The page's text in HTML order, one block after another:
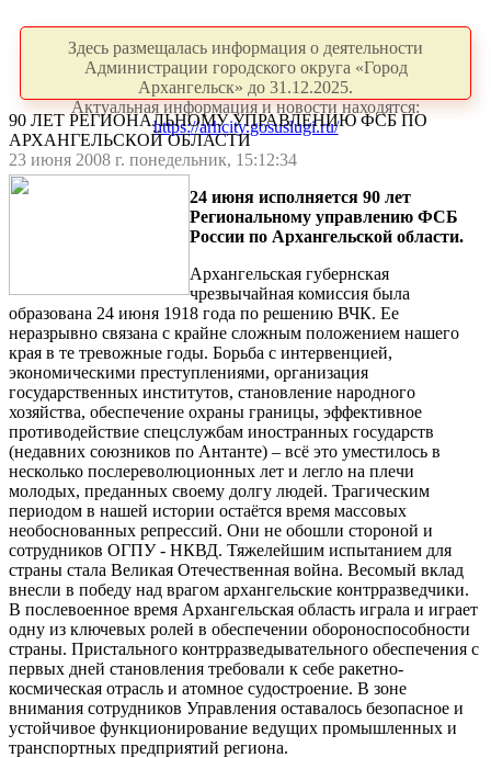
Здесь размещалась информация о деятельности
Администрации городского округа «Город
Архангельск» до 31.12.2025.
Актуальная информация и новости находятся:
https://arhcity.gosuslugi.ru/
90 ЛЕТ РЕГИОНАЛЬНОМУ УПРАВЛЕНИЮ ФСБ ПО
АРХАНГЕЛЬСКОЙ ОБЛАСТИ
23 июня 2008 г. понедельник, 15:12:34
24 июня исполняется 90 лет
Региональному управлению ФСБ
России по Архангельской области.
Архангельская губернская
чрезвычайная комиссия была
образована 24 июня 1918 года по решению ВЧК. Ее
неразрывно связана с крайне сложным положением нашего
края в те тревожные годы. Борьба с интервенцией,
экономическими преступлениями, организация
государственных институтов, становление народного
хозяйства, обеспечение охраны границы, эффективное
противодействие спецслужбам иностранных государств
(недавних союзников по Антанте) – всё это уместилось в
несколько послереволюционных лет и легло на плечи
молодых, преданных своему долгу людей. Трагическим
периодом в нашей истории остаётся время массовых
необоснованных репрессий. Они не обошли стороной и
сотрудников ОГПУ - НКВД. Тяжелейшим испытанием для
страны стала Великая Отечественная война. Весомый вклад
внесли в победу над врагом архангельские контрразведчики.
В послевоенное время Архангельская область играла и играет
одну из ключевых ролей в обеспечении обороноспособности
страны. Пристального контрразведывательного обеспечения с
первых дней становления требовали к себе ракетно-
космическая отрасль и атомное судостроение. В зоне
внимания сотрудников Управления оставалось безопасное и
устойчивое функционирование ведущих промышленных и
транспортных предприятий региона.